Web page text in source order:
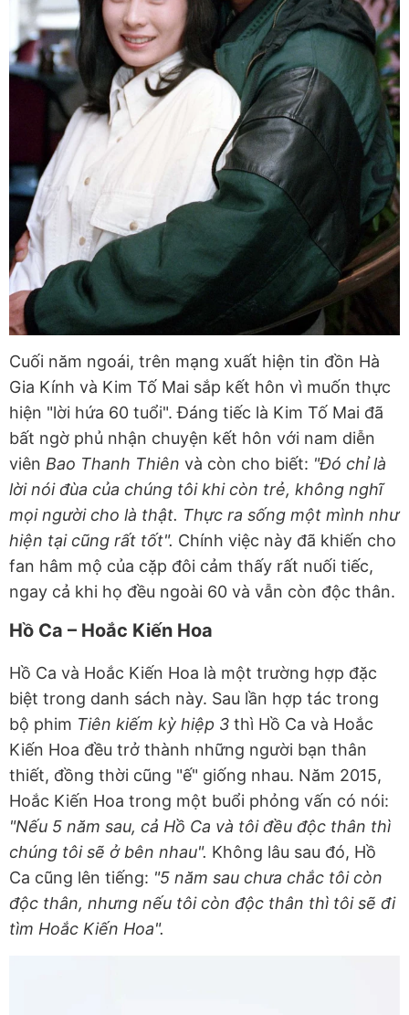
Cuối năm ngoái, trên mạng xuất hiện tin đồn Hà
Gia Kính và Kim Tố Mai sắp kết hôn vì muốn thực
hiện "lời hứa 60 tuổi". Đáng tiếc là Kim Tố Mai đã
bất ngờ phủ nhận chuyện kết hôn với nam diễn
viên Bao Thanh Thiên và còn cho biết: "Đó chỉ là
lời nói đùa của chúng tôi khi còn trẻ, không nghĩ
mọi người cho là thật. Thực ra sống một mình như
hiện tại cũng rất tốt". Chính việc này đã khiến cho
fan hâm mộ của cặp đôi cảm thấy rất nuối tiếc,
ngay cả khi họ đều ngoài 60 và vẫn còn độc thân.
Hồ Ca – Hoắc Kiến Hoa
Hồ Ca và Hoắc Kiến Hoa là một trường hợp đặc
biệt trong danh sách này. Sau lần hợp tác trong
bộ phim Tiên kiếm kỳ hiệp 3 thì Hồ Ca và Hoắc
Kiến Hoa đều trở thành những người bạn thân
thiết, đồng thời cũng "ế" giống nhau. Năm 2015,
Hoắc Kiến Hoa trong một buổi phỏng vấn có nói:
"Nếu 5 năm sau, cả Hồ Ca và tôi đều độc thân thì
chúng tôi sẽ ở bên nhau". Không lâu sau đó, Hồ
Ca cũng lên tiếng: "5 năm sau chưa chắc tôi còn
độc thân, nhưng nếu tôi còn độc thân thì tôi sẽ đi
tìm Hoắc Kiến Hoa".